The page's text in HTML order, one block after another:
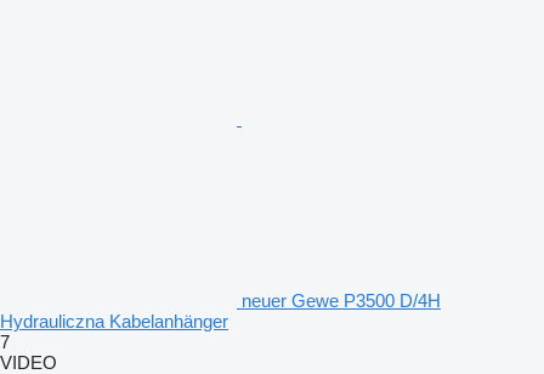
neuer Gewe P3500 D/4H
Hydrauliczna Kabelanhänger
7
VIDEO